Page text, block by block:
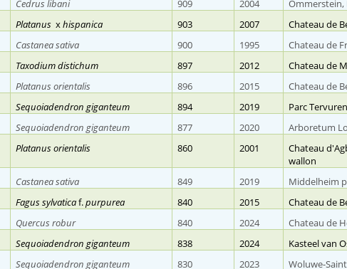
Cedrus libani
909 2004
Ommerstein,
Platanus xhispanica 903 2007
Chateau de
Castanea sativa
900 1995
Chateau de
Taxodium distichum 897 2012
Chateau de
Platanus orientalis 896 2015 Chateau de
Sequoiadendron giganteum 894 2019
Parc
Sequoiadendron giganteum 877 2020
Arboretum
Platanus orientalis 860 2001
Chateau
wallon
Castanea sativa
849 2019
Middelheim
Fagus sylvaticaf.purpurea 840 2015 Chateau de
Quercus robur 840 2024
Chateau de
Sequoiadendron giganteum 838 2024
Kasteel van
Sequoiadendron giganteum 830 2023
Woluwe-